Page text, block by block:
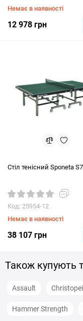
Немає в наявності
12 978 грн
Стіл тенісний Sponeta
Код: 25954-12
Немає в наявності
38 107 грн
Також купують
Assault
Hammer Strength